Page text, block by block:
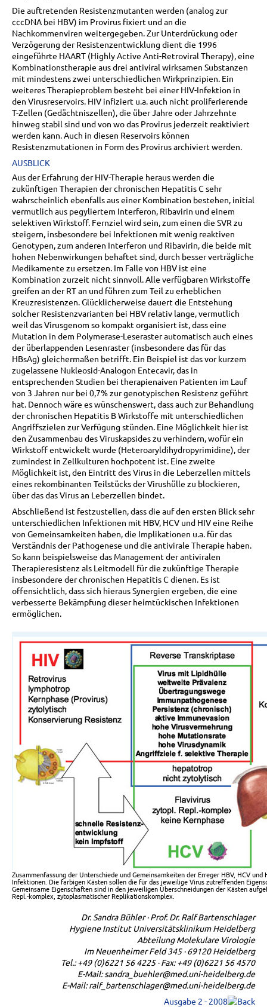
Die auftretenden Resistenzmutanten werden (analog zur
cccDNA bei HBV) im Provirus fixiert und an die
Nachkommenviren weitergegeben. Zur Unterdrückung oder
Verzögerung der Resistenzentwicklung dient die 1996
eingeführte HAART (Highly Active Anti-Retroviral Therapy), eine
Kombinationstherapie aus drei antiviral wirksamen Substanzen
mit mindestens zwei unterschiedlichen Wirkprinzipien. Ein
weiteres Therapieproblem besteht bei einer HIV-Infektion in
den Virusreservoirs. HIV infiziert u.a. auch nicht proliferierende
T-Zellen (Gedächtniszellen), die über Jahre oder Jahrzehnte
hinweg stabil sind und von wo das Provirus jederzeit reaktiviert
werden kann. Auch in diesen Reservoirs können
Resistenzmutationen in Form des Provirus archiviert werden.
AUSBLICK
Aus der Erfahrung der HIV-Therapie heraus werden die
zukünftigen Therapien der chronischen Hepatitis C sehr
wahrscheinlich ebenfalls aus einer Kombination bestehen, initial
vermutlich aus pegyliertem Interferon, Ribavirin und einem
selektiven Wirkstoff. Fernziel wird sein, zum einen die SVR zu
steigern, insbesondere bei Infektionen mit wenig reaktiven
Genotypen, zum anderen Interferon und Ribavirin, die beide mit
hohen Nebenwirkungen behaftet sind, durch besser verträgliche
Medikamente zu ersetzen. Im Falle von HBV ist eine
Kombination zurzeit nicht sinnvoll. Alle verfügbaren Wirkstoffe
greifen an der RT an und führen zum Teil zu erheblichen
Kreuzresistenzen. Glücklicherweise dauert die Entstehung
solcher Resistenzvarianten bei HBV relativ lange, vermutlich
weil das Virusgenom so kompakt organisiert ist, dass eine
Mutation in dem Polymerase-Leseraster automatisch auch eines
der überlappenden Lesenraster (insbesondere das für das
HBsAg) gleichermaßen betrifft. Ein Beispiel ist das vor kurzem
zugelassene Nukleosid-Analogon Entecavir, das in
entsprechenden Studien bei therapienaiven Patienten im Lauf
von 3 Jahren nur bei 0,7% zur genotypischen Resistenz geführt
hat. Dennoch wäre es wünschenswert, dass auch zur Behandlung
der chronischen Hepatitis B Wirkstoffe mit unterschiedlichen
Angriffszielen zur Verfügung stünden. Eine Möglichkeit hier ist
den Zusammenbau des Viruskapsides zu verhindern, wofür ein
Wirkstoff entwickelt wurde (Heteroaryldihydropyrimidine), der
zumindest in Zellkulturen hochpotent ist. Eine zweite
Möglichkeit ist, den Eintritt des Virus in die Leberzellen mittels
eines rekombinanten Teilstücks der Virushülle zu blockieren,
über das das Virus an Leberzellen bindet.
Abschließend ist festzustellen, dass die auf den ersten Blick sehr
unterschiedlichen Infektionen mit HBV, HCV und HIV eine Reihe
von Gemeinsamkeiten haben, die Implikationen u.a. für das
Verständnis der Pathogenese und die antivirale Therapie haben.
So kann beispielsweise das Management der antiviralen
Therapieresistenz als Leitmodell für die zukünftige Therapie
insbesondere der chronischen Hepatitis C dienen. Es ist
offensichtlich, dass sich hieraus Synergien ergeben, die eine
verbesserte Bekämpfung dieser heimtückischen Infektionen
ermöglichen.
Zusammenfassung der Unterschiede und Gemeinsamkeiten der Erreger HBV, HCV
Infektionen. Die farbigen Kästen sollen die für das jeweilige Virus zutreffenden
Gemeinsame Eigenschaften sind in den jeweiligen Überschneidungen der Kästen
Repl.-komplex, zytoplasmatischer Replikationskomplex.
Dr. Sandra Bühler · Prof. Dr. Ralf Bartenschlager
Hygiene Institut Universitätsklinikum Heidelberg
Abteilung Molekulare Virologie
Im Neuenheimer Feld 345 · 69120 Heidelberg
Tel.: +49 (0)6221 56 4225 · Fax: +49 (0)6221 56 4570
E-Mail: sandra_buehler@med.uni-heidelberg.de
E-Mail: ralf_bartenschlager@med.uni-heidelberg.de
Ausgabe 2 - 2008